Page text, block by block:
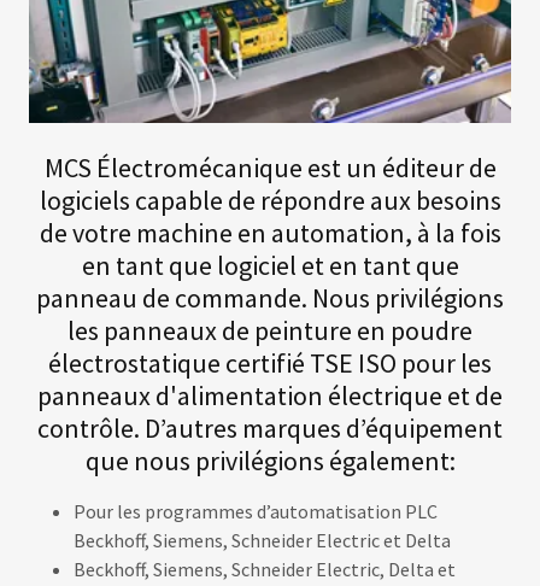
MCS Électromécanique est un éditeur de
logiciels capable de répondre aux besoins
de votre machine en automation, à la fois
en tant que logiciel et en tant que
panneau de commande. Nous privilégions
les panneaux de peinture en poudre
électrostatique certifié TSE ISO pour les
panneaux d'alimentation électrique et de
contrôle. D’autres marques d’équipement
que nous privilégions également:
Pour les programmes d’automatisation PLC
Beckhoff, Siemens, Schneider Electric et Delta
Beckhoff, Siemens, Schneider Electric, Delta et